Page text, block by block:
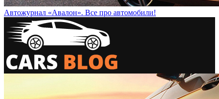
Автожурнал «Авалон». Все про автомобили!